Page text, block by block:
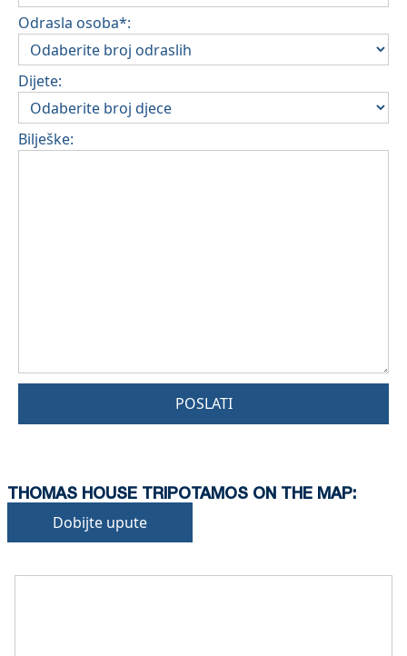
Odrasla osoba*:
Dijete:
Bilješke:
POSLATI
THOMAS HOUSE TRIPOTAMOS ON THE MAP:
Dobijte upute